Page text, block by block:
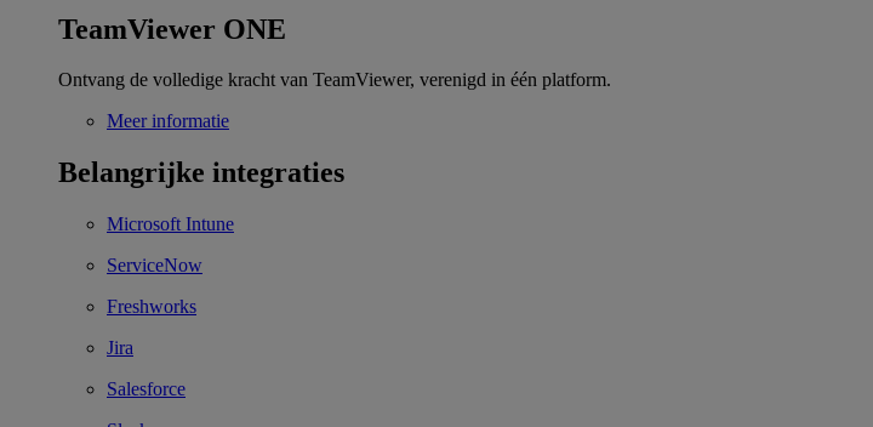
TeamViewer ONE
Ontvang de volledige kracht van TeamViewer, verenigd in één platform.
Meer informatie
Belangrijke integraties
Microsoft Intune
ServiceNow
Freshworks
Jira
Salesforce